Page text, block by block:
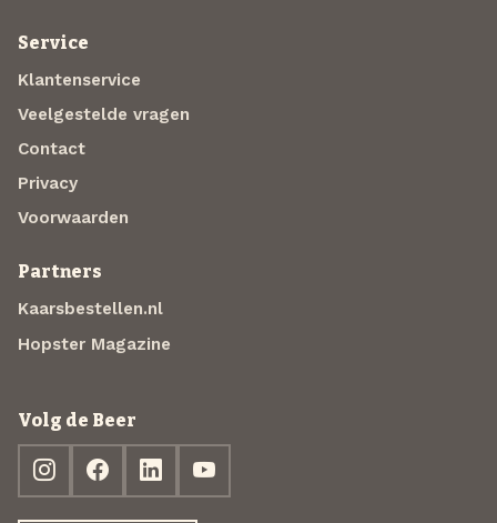
Service
Klantenservice
Veelgestelde vragen
Contact
Privacy
Voorwaarden
Partners
Kaarsbestellen.nl
Hopster Magazine
Volg de Beer